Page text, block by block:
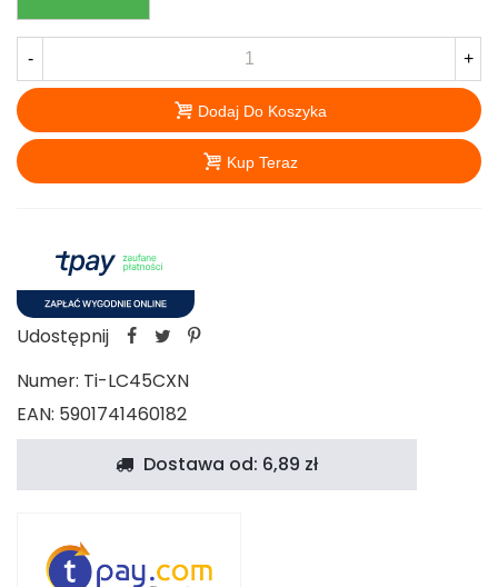
- +
Dodaj Do Koszyka
Kup Teraz
Udostępnij
Numer: Ti-LC45CXN
EAN: 5901741460182
Dostawa od: 6,89 zł